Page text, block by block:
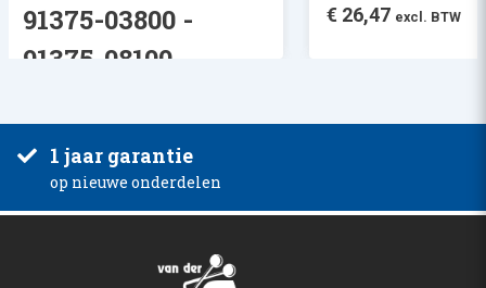
91375-03800 -
91375-08100
€ 26,47 excl. BTW
1 jaar garantie
op nieuwe onderdelen